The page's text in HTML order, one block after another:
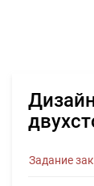
Задание